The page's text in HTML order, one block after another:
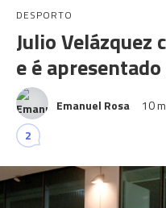
DESPORTO
Julio Velázquez
e é
Emanuel Rosa 10
2